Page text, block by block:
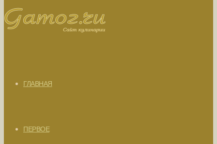
ГЛАВНАЯ
ПЕРВОЕ